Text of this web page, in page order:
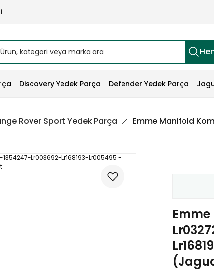
Discovery Yedek Parça Defender Yedek Parça
Rover Sport Yedek Parça Emme Manifold